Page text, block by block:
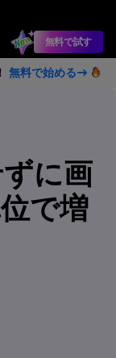
無料で試す
無料で始める→
に画
で増